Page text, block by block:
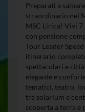
Preparati a
straordinario nel
MSC Lirica! Vivi
con pensione
Tour Leader
itinerario
spettacolari e
elegante e
tematici, teatro,
tra solarium e
scoperta a terra e